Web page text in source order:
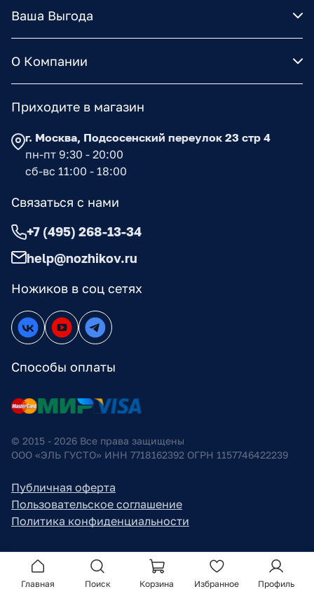
Ваша Выгода
О Компании
Ножиков в соц сетях
Способы оплаты
Приходите в магазин
г. Москва, Подсосенский переулок 23 стр 4
пн-пт 9:30 - 20:00
сб-вс 11:00 - 18:00
Связаться с нами
+7 (495) 268-13-34
help@nozhikov.ru
© 2015 - 2026 Все права защищены
ООО «ЭЛЬ ГУСТО» ИНН 7718162392 ОГРН 1157746422239
Публичная оферта
Пользовательское соглашение
Политика конфиденциальности
Главная Поиск Корзина Избранное Профиль